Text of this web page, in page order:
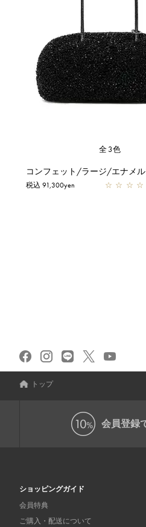
全3色
コンフェット/ラージ/エナメ
税込 91,300yen ☆ ☆ ☆ ☆
トップ
会員登録
ショッピングガイド
会員特典
ご購入・配送について